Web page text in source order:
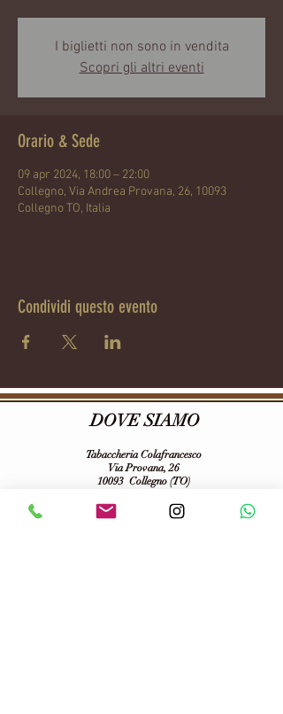
I biglietti non sono in vendita
Scopri gli altri eventi
Orario & Sede
09 apr 2024, 18:00 – 22:00
Collegno, Via Andrea Provana, 26, 10093
Collegno TO, Italia
Condividi questo evento
DOVE SIAMO
Tabaccheria Colafrancesco
Via Provana, 26
10093 Collegno (TO)
Tel:
0114155068
tabaccheriacolafrancesco@gmail.com